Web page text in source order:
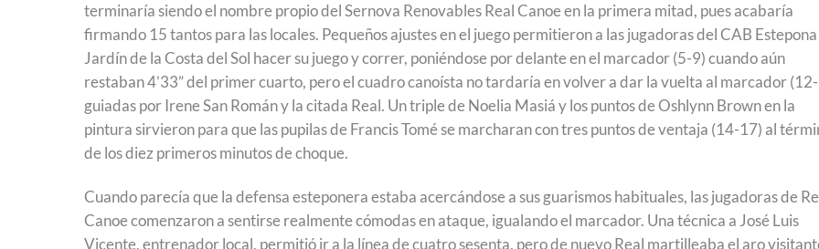
terminaría siendo el nombre propio del Sernova Renovables Real Canoe en la primera mitad, pues acabaría
firmando 15 tantos para las locales. Pequeños ajustes en el juego permitieron a las jugadoras del CAB Estepona
Jardín de la Costa del Sol hacer su juego y correr, poniéndose por delante en el marcador (5-9) cuando aún
restaban 4’33” del primer cuarto, pero el cuadro canoísta no tardaría en volver a dar la vuelta al marcador
guiadas por Irene San Román y la citada Real. Un triple de Noelia Masiá y los puntos de Oshlynn Brown en la
pintura sirvieron para que las pupilas de Francis Tomé se marcharan con tres puntos de ventaja (14-17) al
de los diez primeros minutos de choque.
Cuando parecía que la defensa esteponera estaba acercándose a sus guarismos habituales, las jugadoras de
Canoe comenzaron a sentirse realmente cómodas en ataque, igualando el marcador. Una técnica a José Luis
Vicente, entrenador local, permitió ir a la línea de cuatro sesenta, pero de nuevo Real martilleaba el aro